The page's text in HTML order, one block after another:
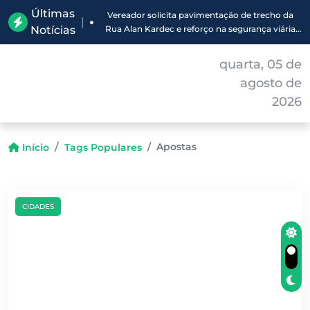
Últimas
Notícias
|
Vereador solicita pavimentação de trecho da
Rua Alan Kardec e reforço na segurança viária
em Corumbá
quarta, 05 de
agosto de
2026
Início Tags Populares Apostas
CIDADES